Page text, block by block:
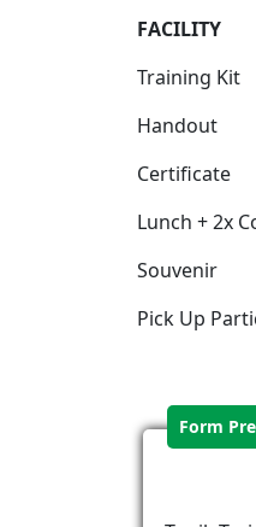
FACILITY
Training Kit
Handout
Certificate
Lunch + 2x
Souvenir
Pick Up
Form